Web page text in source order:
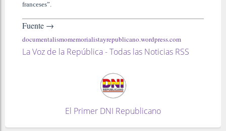
franceses”.
Fuente →
documentalismomemorialistayrepublicano.wordpress.com
La Voz de la República - Todas las Noticias RSS
El Primer DNI Republicano